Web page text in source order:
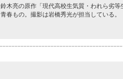
鈴木亮の原作「現代高校生気質・われら劣
青春もの。撮影は岩橋秀光が担当している。